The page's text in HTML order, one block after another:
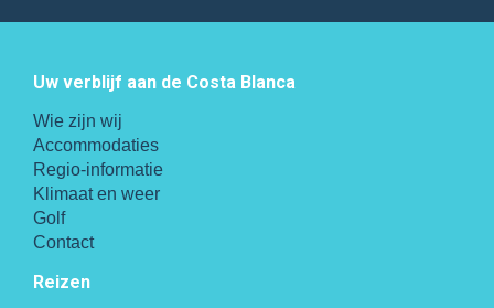
Uw verblijf aan de Costa Blanca
Wie zijn wij
Accommodaties
Regio-informatie
Klimaat en weer
Golf
Contact
Reizen